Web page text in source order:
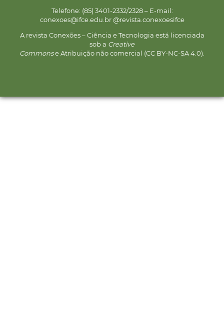
Telefone: (85) 3401-2332/2328 – E-mail:
conexoes@ifce.edu.br @revista.conexoesifce
A revista Conexões – Ciência e Tecnologia está licenciada
sob a Creative
Commonse Atribuição não comercial (CC BY-NC-SA 4.0).